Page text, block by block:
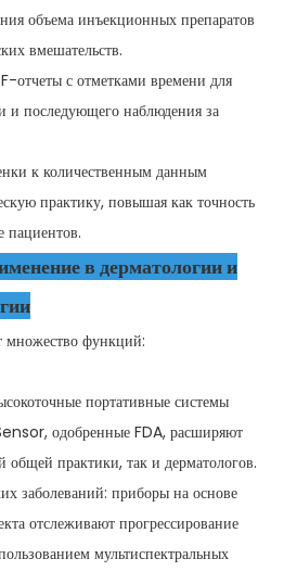
объема инъекционных препаратов
вмешательств.
отчеты с отметками времени для
и последующего наблюдения за
к количественным данным
практику, повышая как точность
пациентов.
в дерматологии и
множество функций:
портативные системы
одобренные FDA, расширяют
общей практики, так и дерматологов.
заболеваний: приборы на основе
отслеживают прогрессирование
мультиспектральных